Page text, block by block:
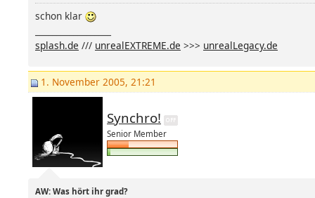
schon klar
splash.de /// unrealEXTREME.de >>> unrealLegacy.de
1. November 2005, 21:21
Synchro!
Senior Member
AW: Was hört ihr grad?